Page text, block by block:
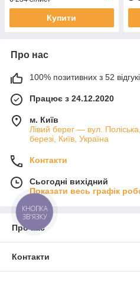
Купити
Про нас
100% позитивних з 52
Працює з 24.12.2020
м. Київ
Лівий берег — вул.
березі, Київ, Україна
Контакти
Сьогодні вихідний
Показати весь графік
Про нас
Контакти
КНОПКА
ЗВ'ЯЗКУ